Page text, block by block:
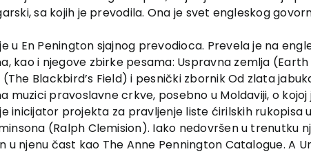
sa kojih je prevodila. Ona je svet engleskog
u En Penington sjajnog prevodioca. Prevela je na
kao i njegove zbirke pesama: Uspravna zemlja
Blackbird’s Field) i pesnički zbornik Od zlata
muzici pravoslavne crkve, posebno u Moldaviji, o
inicijator projekta za pravljenje liste ćirilskih rukopisa
(Ralph Clemision). Iako nedovršen u
u njenu čast kao The Anne Pennington Catalogue. A